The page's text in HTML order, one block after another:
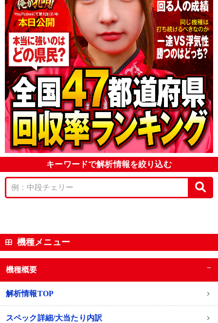
キーワードで解析情報を絞り込む
機種メニュー
機種概要 −
解析情報TOP
スペック詳細/大当たり内訳